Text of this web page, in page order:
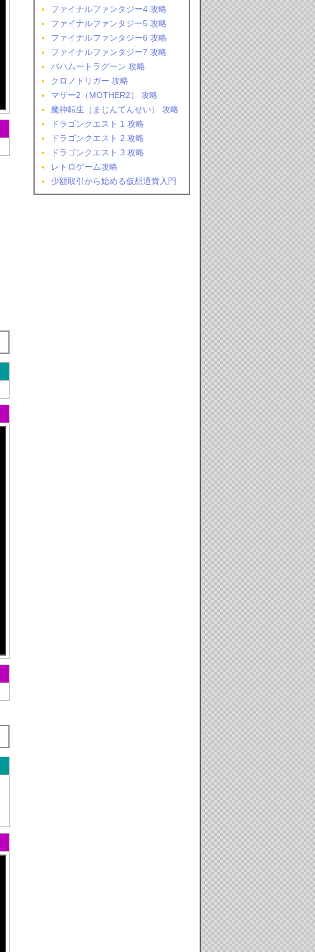
ファイナルファンタジー4 攻略
ファイナルファンタジー5 攻略
ファイナルファンタジー6 攻略
ファイナルファンタジー7 攻略
バハムートラグーン 攻略
クロノトリガー 攻略
マザー2（MOTHER2） 攻略
魔神転生（まじんてんせい） 攻略
ドラゴンクエスト 1 攻略
ドラゴンクエスト 2 攻略
ドラゴンクエスト 3 攻略
レトロゲーム攻略
少額取引から始める仮想通貨入門